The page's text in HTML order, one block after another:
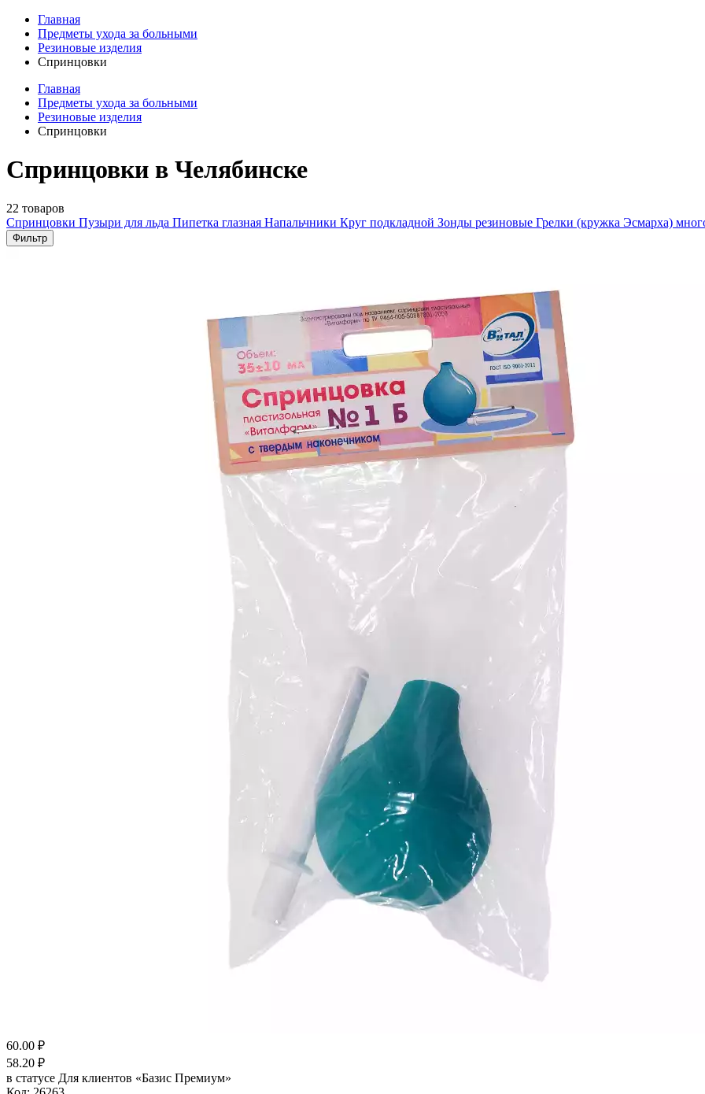
Главная
Предметы ухода за больными
Резиновые изделия
Спринцовки
Главная
Предметы ухода за больными
Резиновые изделия
Спринцовки
Спринцовки в Челябинске
22 товаров
Спринцовки Пузыри для льда Пипетка глазная Напальчники Круг подкладной Зонды резиновые Грелки (кружка Эсмарха)
Фильтр
60.00 ₽
58.20 ₽
в статусе Для клиентов «Базис Премиум»